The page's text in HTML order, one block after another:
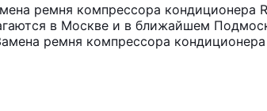
ремня компрессора кондиционера
в Москве и в ближайшем
ремня компрессора